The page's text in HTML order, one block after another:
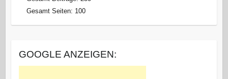
Gesamt Seiten: 100
GOOGLE ANZEIGEN: